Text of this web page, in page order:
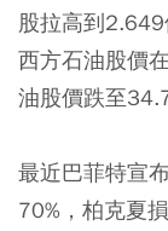
股拉高到
西方石油股價
油股價跌至
最近巴菲特宣
70%，柏克夏